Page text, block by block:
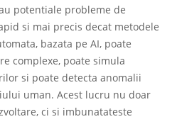
potentiale probleme de
si mai precis decat metodele
bazata pe AI, poate
complexe, poate simula
si poate detecta anomalii
uman. Acest lucru nu doar
ci si imbunatateste